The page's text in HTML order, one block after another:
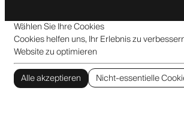
Wählen Sie Ihre Cookies
Cookies helfen uns, Ihr Erlebnis zu
Website zu optimieren
Alle akzeptieren
Nicht-essentielle